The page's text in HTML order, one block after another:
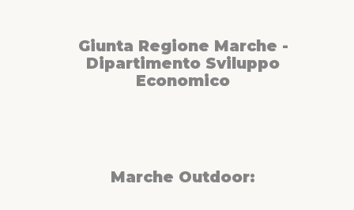
Giunta Regione Marche -
Dipartimento Sviluppo
Economico
Marche Outdoor: